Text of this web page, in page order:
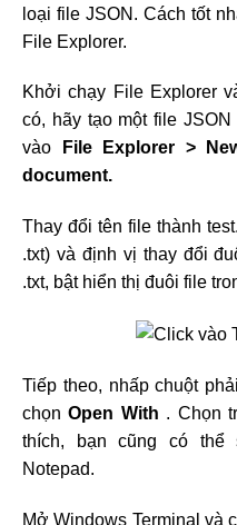
loại file JSON. Cách tốt
File Explorer.
Khởi chạy File Explorer
có, hãy tạo một file
vào
File Explorer >
document.
Thay đổi tên file thành
.txt) và định vị thay đổi
.txt, bật hiển thị đuôi file
Tiếp theo, nhấp chuột
chọnOpen With . Chọn
thích, bạn cũng có thể
Notepad.
Mở Windows Terminal và